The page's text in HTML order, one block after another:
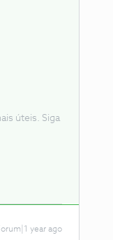
úteis. Siga
year ago